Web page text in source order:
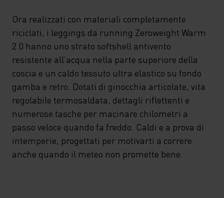
Ora realizzati con materiali completamente
riciclati, i leggings da running Zeroweight Warm
2.0 hanno uno strato softshell antivento
resistente all’acqua nella parte superiore della
coscia e un caldo tessuto ultra elastico su fondo
gamba e retro. Dotati di ginocchia articolate, vita
regolabile termosaldata, dettagli riflettenti e
numerose tasche per macinare chilometri a
passo veloce quando fa freddo. Caldi e a prova di
intemperie, progettati per motivarti a correre
anche quando il meteo non promette bene.